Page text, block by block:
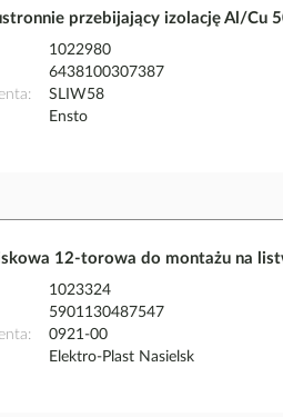
przebijający izolację Al/Cu
1022980
6438100307387
SLIW58
Ensto
12-torowa do montażu na
1023324
5901130487547
0921-00
Elektro-Plast Nasielsk